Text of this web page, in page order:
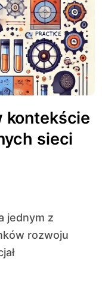
kontekście
sieci
rozwoju